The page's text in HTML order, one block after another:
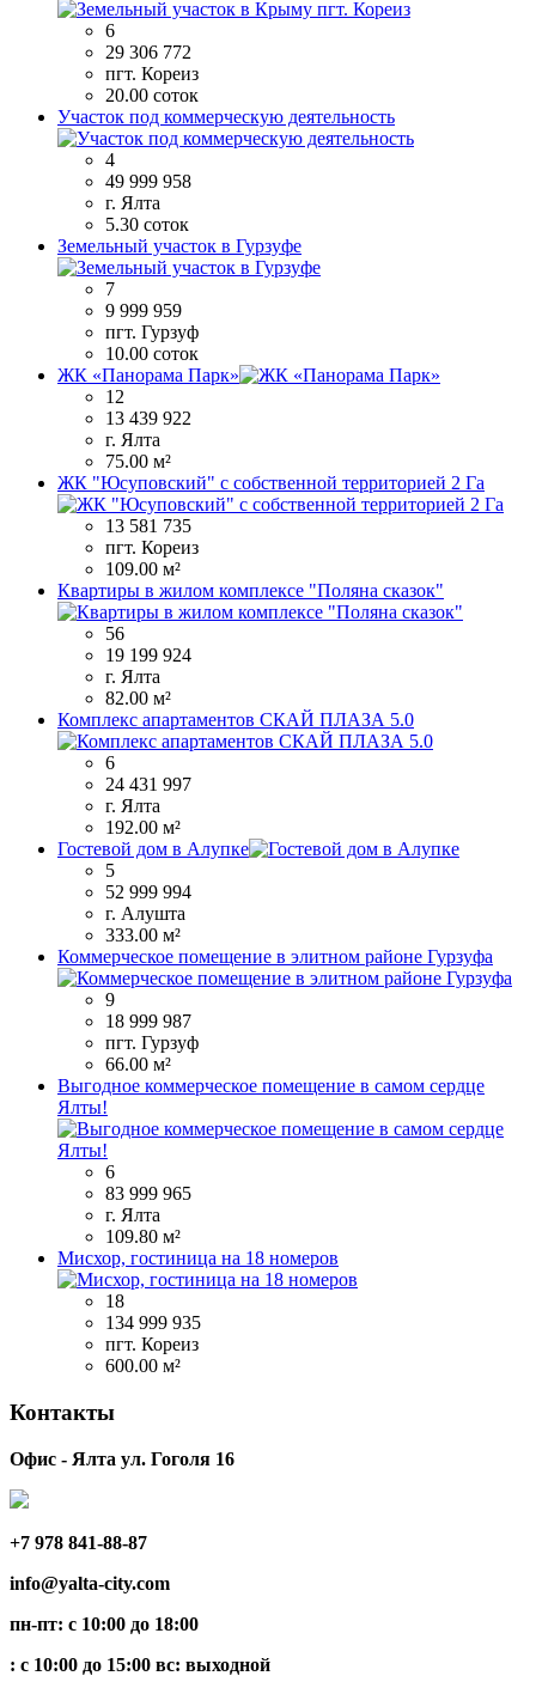
6
29 306 772
пгт. Кореиз
20.00 соток
Участок под коммерческую деятельность
4
49 999 958
г. Ялта
5.30 соток
Земельный участок в Гурзуфе
7
9 999 959
пгт. Гурзуф
10.00 соток
ЖК «Панорама Парк»
12
13 439 922
г. Ялта
75.00 м²
ЖК "Юсуповский" с собственной территорией 2 Га
13 581 735
пгт. Кореиз
109.00 м²
Квартиры в жилом комплексе "Поляна сказок"
56
19 199 924
г. Ялта
82.00 м²
Комплекс апартаментов СКАЙ ПЛАЗА 5.0
6
24 431 997
г. Ялта
192.00 м²
Гостевой дом в Алупке
5
52 999 994
г. Алушта
333.00 м²
Коммерческое помещение в элитном районе Гурзуфа
9
18 999 987
пгт. Гурзуф
66.00 м²
Выгодное коммерческое помещение в самом сердце
Ялты!
6
83 999 965
г. Ялта
109.80 м²
Мисхор, гостиница на 18 номеров
18
134 999 935
пгт. Кореиз
600.00 м²
Контакты
Офис - Ялта ул. Гоголя 16
+7 978 841-88-87
info@yalta-city.com
пн-пт: с 10:00 до 18:00
: с 10:00 до 15:00 вс: выходной